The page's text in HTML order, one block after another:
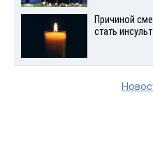
Причиной
стать инсульт